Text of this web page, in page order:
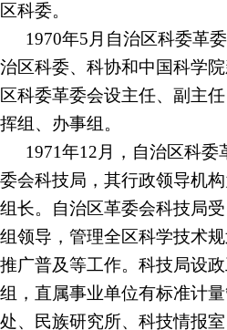
区科委。
1970年5月自治区科委革
治区科委、科协和中国科学
区科委革委会设主任、副主
挥组、办事组。
1971年12月，自治区科
委会科技局，其行政领导机
组长。自治区革委会科技局
组领导，管理全区科学技术
推广普及等工作。科技局设
组，直属事业单位有标准计
处、民族研究所、科技情报室